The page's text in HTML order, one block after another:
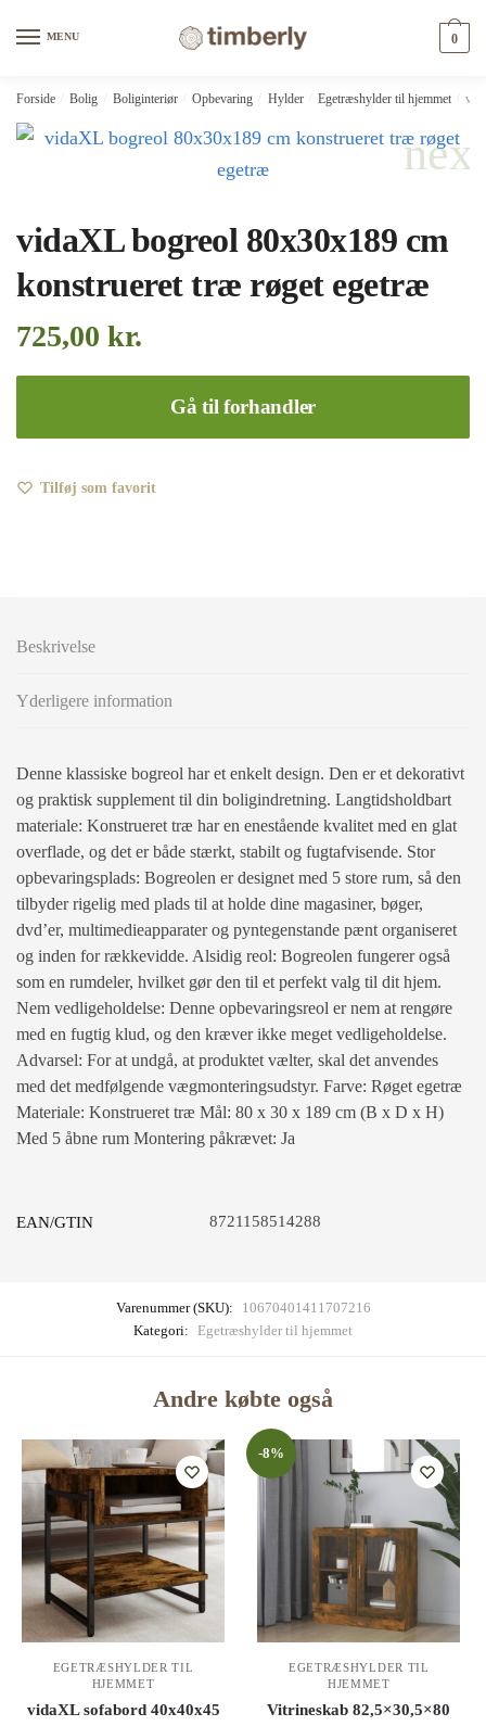
MENU 0
Forside Bolig Boliginteriør Opbevaring Hylder Egetræshylder til hjemmet
vidaXL bogreol 80x30x189 cm
konstrueret træ røget egetræ
725,00 kr.
Gå til forhandler
Tilføj som favorit
Beskrivelse
Yderligere information
Denne klassiske bogreol har et enkelt design. Den er et dekorativt
og praktisk supplement til din boligindretning. Langtidsholdbart
materiale: Konstrueret træ har en enestående kvalitet med en glat
overflade, og det er både stærkt, stabilt og fugtafvisende. Stor
opbevaringsplads: Bogreolen er designet med 5 store rum, så den
tilbyder rigelig med plads til at holde dine magasiner, bøger,
dvd’er, multimedieapparater og pyntegenstande pænt organiseret
og inden for rækkevidde. Alsidig reol: Bogreolen fungerer også
som en rumdeler, hvilket gør den til et perfekt valg til dit hjem.
Nem vedligeholdelse: Denne opbevaringsreol er nem at rengøre
med en fugtig klud, og den kræver ikke meget vedligeholdelse.
Advarsel: For at undgå, at produktet vælter, skal det anvendes
med det medfølgende vægmonteringsudstyr. Farve: Røget egetræ
Materiale: Konstrueret træ Mål: 80 x 30 x 189 cm (B x D x H)
Med 5 åbne rum Montering påkrævet: Ja
EAN/GTIN 8721158514288
Varenummer (SKU):
10670401411707216
Kategori: Egetræshylder til hjemmet
Andre købte også
EGETRÆSHYLDER TIL
HJEMMET
vidaXL sofabord 40x40x45
-8%
EGETRÆSHYLDER TIL
HJEMMET
Vitrineskab 82,5×30,5×80